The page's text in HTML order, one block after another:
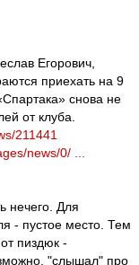
Егорович,
приехать на 9
снова не
от клуба.
211441
news/0/ ...
нечего. Для
- пустое место. Тем
пиздюк -
"слышал" про